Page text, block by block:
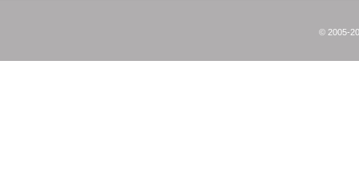
© 2005-